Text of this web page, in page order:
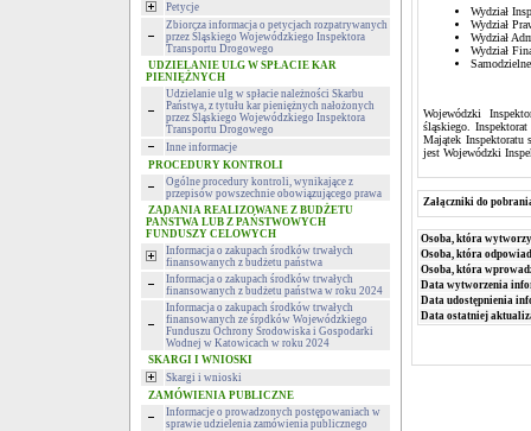
Petycje
Zbiorcza informacja o petycjach rozpatrywanych
przez Śląskiego Wojewódzkiego Inspektora
Transportu Drogowego
UDZIELANIE ULG W SPŁACIE KAR
PIENIĘŻNYCH
Udzielanie ulg w spłacie należności Skarbu
Państwa, z tytułu kar pieniężnych nałożonych
przez Śląskiego Wojewódzkiego Inspektora
Transportu Drogowego
Inne informacje
PROCEDURY KONTROLI
Ogólne procedury kontroli, wynikające z
przepisów powszechnie obowiązującego prawa
ZADANIA REALIZOWANE Z BUDŻETU
PAŃSTWA LUB Z PAŃSTWOWYCH
FUNDUSZY CELOWYCH
Informacja o zakupach środków trwałych
finansowanych z budżetu państwa
Informacja o zakupach środków trwałych
finansowanych z budżetu państwa w roku 2024
Informacja o zakupach środków trwałych
finansowanych ze środków Wojewódzkiego
Funduszu Ochrony Środowiska i Gospodarki
Wodnej w Katowicach w roku 2024
SKARGI I WNIOSKI
Skargi i wnioski
ZAMÓWIENIA PUBLICZNE
Informacje o prowadzonych postępowaniach w
sprawie udzielenia zamówienia publicznego
Wydział
Wydział
Wydział
Wydział
Wojewódzki
śląskiego.
Majątek Inspektoratu
jest Wojewódzki
Załączniki do
Osoba, która
Osoba, która
Osoba, która
Data wytworzenia
Data udostępnienia
Data ostatniej